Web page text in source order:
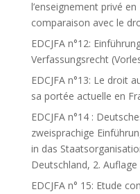
l’enseignement privé
comparaison avec le
EDCJFA n°12:
Verfassungsrecht
EDCJFA n°13: Le droit
sa portée actuelle en
EDCJFA n°14 :
zweisprachige
in das
Deutschland, 2. Auflage
EDCJFA n° 15: Etude